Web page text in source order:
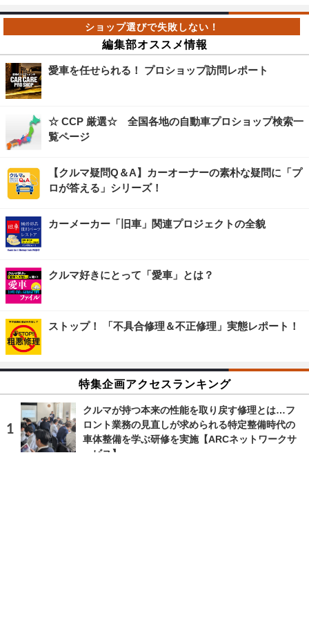
編集部オススメ情報
愛車を任せられる！ プロショップ訪問レポート
☆ CCP 厳選☆ 全国各地の自動車プロショップ検索一
覧ページ
【クルマ疑問Q＆A】カーオーナーの素朴な疑問に「プ
ロが答える」シリーズ！
カーメーカー「旧車」関連プロジェクトの全貌
クルマ好きにとって「愛車」とは？
ストップ！ 「不具合修理＆不正修理」実態レポート！
特集企画アクセスランキング
クルマが持つ本来の性能を取り戻す修理とは…フ
ロント業務の見直しが求められる特定整備時代の
車体整備を学ぶ研修を実施【ARCネットワークサ
ービス】